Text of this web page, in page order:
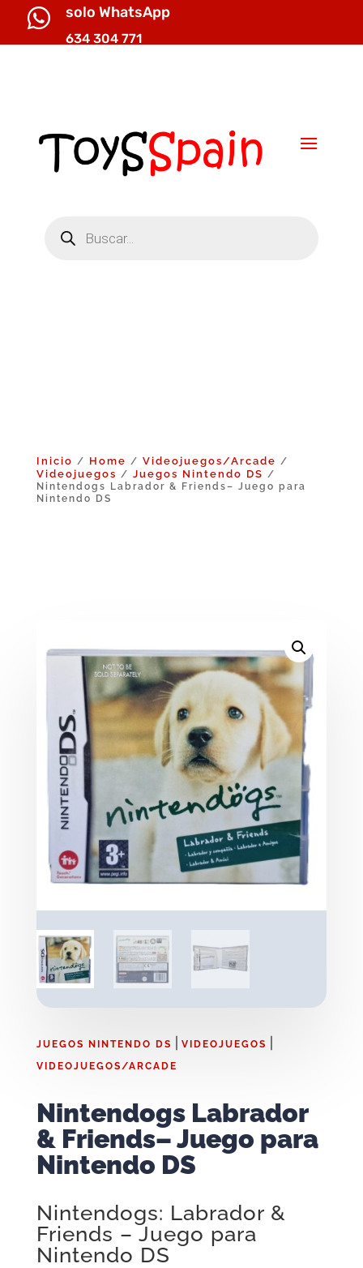
 solo WhatsApp
634 304 771
productos
Inicio / Home / Videojuegos/Arcade /
Videojuegos / Juegos Nintendo DS /
Nintendogs Labrador & Friends– Juego para
Nintendo DS
JUEGOS NINTENDO DS VIDEOJUEGOS
VIDEOJUEGOS/ARCADE
Nintendogs Labrador
& Friends– Juego para
Nintendo DS
Nintendogs: Labrador &
Friends – Juego para
Nintendo DS